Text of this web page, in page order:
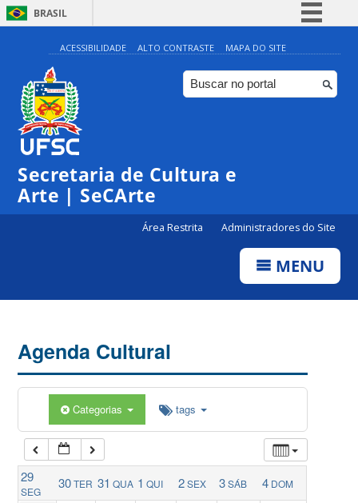
BRASIL
Simplifique!
Comunica BR
Participe
ACESSIBILIDADE ALTO CONTRASTE MAPA DO SITE
Secretaria de Cultura e
Arte | SeCArte
Área Restrita Administradores do Site
MENU
Agenda Cultural
Categorias tags
29
SEG
30TER 31 QUA 1 QUI 2SEX 3SÁB 4 DOM
0:00
1:00
5:00
6:00
7:00